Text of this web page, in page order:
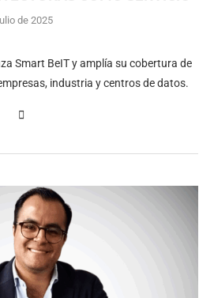
de 2025
Smart BeIT y amplía su cobertura de
industria y centros de datos.